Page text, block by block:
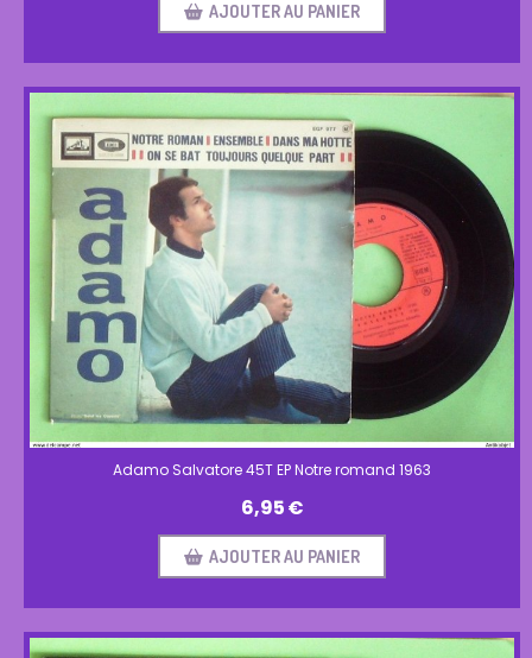
AJOUTER AU PANIER
Adamo Salvatore 45T EP Notre romand 1963
6,95€
AJOUTER AU PANIER